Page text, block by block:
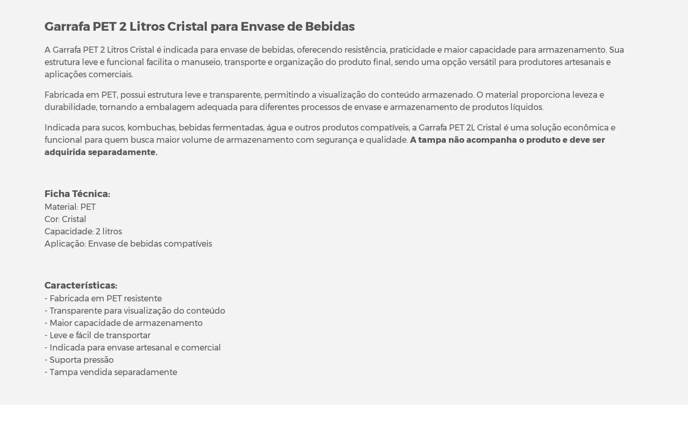
Garrafa PET 2 Litros Cristal para Envase de Bebidas
A Garrafa PET 2 Litros Cristal é indicada para envase de bebidas, oferecendo resistência, praticidade e maior capacidade para armazenamento. Sua
estrutura leve e funcional facilita o manuseio, transporte e organização do produto final, sendo uma opção versátil para produtores artesanais e
aplicações comerciais.
Fabricada em PET, possui estrutura leve e transparente, permitindo a visualização do conteúdo armazenado. O material proporciona leveza e
durabilidade, tornando a embalagem adequada para diferentes processos de envase e armazenamento de produtos líquidos.
Indicada para sucos, kombuchas, bebidas fermentadas, água e outros produtos compatíveis, a Garrafa PET 2L Cristal é uma solução econômica e
funcional para quem busca maior volume de armazenamento com segurança e qualidade. A tampa não acompanha o produto e deve ser
adquirida separadamente.
Ficha Técnica:
Material: PET
Cor: Cristal
Capacidade: 2 litros
Aplicação: Envase de bebidas compatíveis
Características:
- Fabricada em PET resistente
- Transparente para visualização do conteúdo
- Maior capacidade de armazenamento
- Leve e fácil de transportar
- Indicada para envase artesanal e comercial
- Suporta pressão
- Tampa vendida separadamente